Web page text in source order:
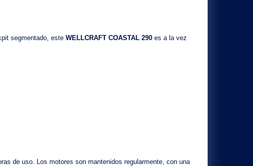
segmentado , este WELLCRAFT COASTAL 290 es a la vez
de uso. Los motores son mantenidos regularmente, con una